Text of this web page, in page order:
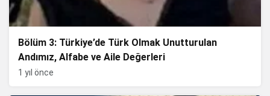
Bölüm 3: Türkiye’de Türk Olmak Unutturulan
Andımız, Alfabe ve Aile Değerleri
1 yıl önce